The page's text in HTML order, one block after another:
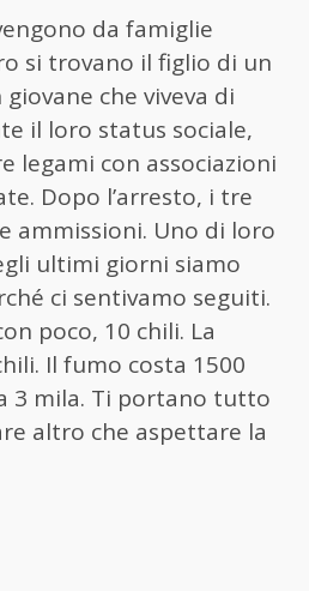
da famiglie
si trovano il figlio di un
che viveva di
il loro status sociale,
legami con associazioni
Dopo l’arresto, i tre
ammissioni. Uno di loro
ultimi giorni siamo
ci sentivamo seguiti.
poco, 10 chili. La
Il fumo costa 1500
3 mila. Ti portano tutto
altro che aspettare la